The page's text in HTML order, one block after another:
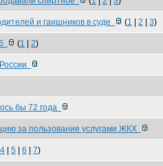
и гаишников в суде (1 2 3)
(1 2)
бы 72 года
за пользование услугами ЖКХ
4 5 6 7)